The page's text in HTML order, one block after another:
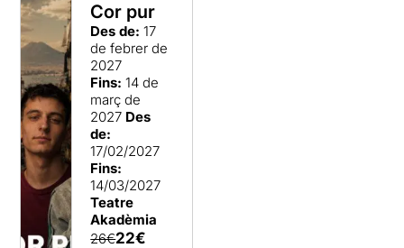
Cor pur
Des de: 17
de febrer de
2027
Fins: 14 de
març de
2027 Des
de:
17/02/2027
Fins:
14/03/2027
Teatre
Akadèmia
26€22€